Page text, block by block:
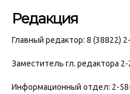
Редакция
Главный редактор: 8 (38822)
Заместитель гл. редактора 2-
Информационный отдел: 2-